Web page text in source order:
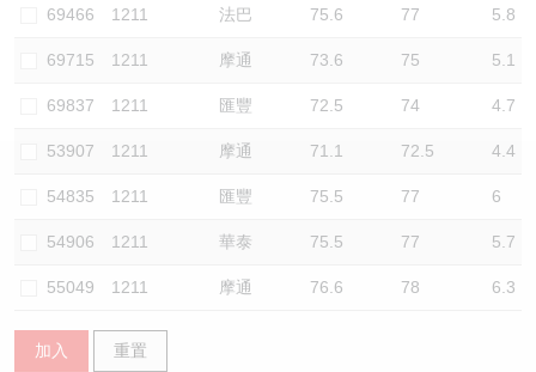
69466 1211 法巴 75.6 77 5.8
69715 1211 摩通 73.6 75 5.1
69837 1211 匯豐 72.5 74 4.7
53907 1211 摩通 71.1 72.5 4.4
54835 1211 匯豐 75.5 77 6
54906 1211 華泰 75.5 77 5.7
55049 1211 摩通 76.6 78 6.3
加入 重置
認股證/牛熊證日誌
認股證文件及公告
牛熊證到期結算價查詢
牛熊證分析儀
牛熊證文件及公告
牛熊證文件及公告 (瑞信)
中資ETFs溢價比較
AH 股價對照
ADR
收市競價變化